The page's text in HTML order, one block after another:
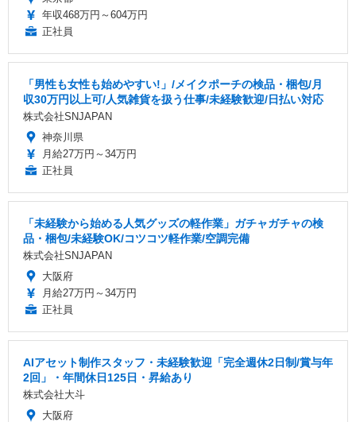
年収468万円～604万円
正社員
「男性も女性も始めやすい!」/メイクポーチの検品・梱包/月
収30万円以上可/人気雑貨を扱う仕事/未経験歓迎/日払い対応
株式会社SNJAPAN
神奈川県
月給27万円～34万円
正社員
「未経験から始める人気グッズの軽作業」ガチャガチャの検
品・梱包/未経験OK/コツコツ軽作業/空調完備
株式会社SNJAPAN
大阪府
月給27万円～34万円
正社員
AIアセット制作スタッフ・未経験歓迎「完全週休2日制/賞与年
2回」・年間休日125日・昇給あり
株式会社大斗
大阪府